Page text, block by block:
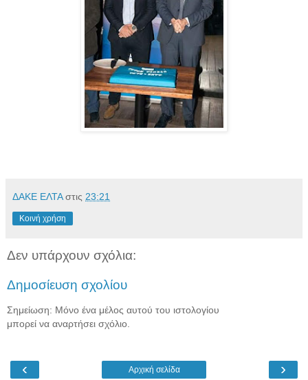
ΔΑΚΕ ΕΛΤΑ στις 23:21
Κοινή χρήση
Δεν υπάρχουν σχόλια:
Δημοσίευση σχολίου
Σημείωση: Μόνο ένα μέλος αυτού του ιστολογίου
μπορεί να αναρτήσει σχόλιο.
‹ ›
Αρχική σελίδα